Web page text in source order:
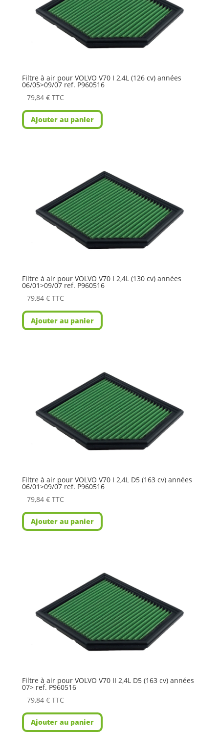
Filtre à air pour VOLVO V70 I 2,4L (126 cv) années
06/05>09/07 ref. P960516
79,84 € TTC
Ajouter au panier
Filtre à air pour VOLVO V70 I 2,4L (130 cv) années
06/01>09/07 ref. P960516
79,84 € TTC
Ajouter au panier
Filtre à air pour VOLVO V70 I 2,4L D5 (163 cv) années
06/01>09/07 ref. P960516
79,84 € TTC
Ajouter au panier
Filtre à air pour VOLVO V70 II 2,4L D5 (163 cv) années
07> ref. P960516
79,84 € TTC
Ajouter au panier